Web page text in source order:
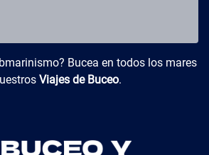
Bucea en todos los mares
Viajes de Buceo.